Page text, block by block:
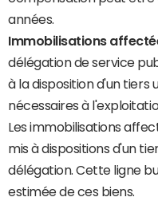
années.
Immobilisations
délégation de service
à la disposition d'un tiers
nécessaires à
Les immobilisations
mis à dispositions d'un
délégation. Cette ligne
estimée de ces biens.